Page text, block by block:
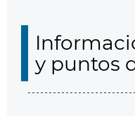
y puntos